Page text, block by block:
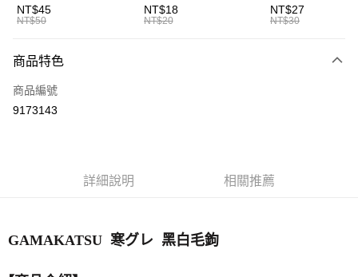
元大商業銀行
台灣樂天信用卡公司
大哥付你分期
【大哥付你分期使用說明】
2.付款方式選擇「大哥付你分期」，訂單成立後會自動跳轉到大哥付的交易
流程，驗證手機門號後，選擇欲分期的期數、繳款截止日，確認付款後即完
法說明評估內容。
【繳款方式說明】
2.透過簡訊連結打開帳單後，可選擇「超商條碼／台灣大直營門市／銀行轉
帳／街口支付／iPASS MONEY」等通路繳費。
相關說明
【關於「AFTEE先享後付」】
３．安心：先確認商品／服務後，再付款。
結帳頁面，進行簡訊認證並確認金額後，即可完成結帳。
每筆NT$60，滿NT$1,200(含以上)免運費
20入 T086
NT$45
NT$50
NT$18
NT$20
NT$27
NT$30
商品特色
商品編號
9173143
詳細說明 相關推薦
GAMAKATSU 寒グレ 黑白毛鉤